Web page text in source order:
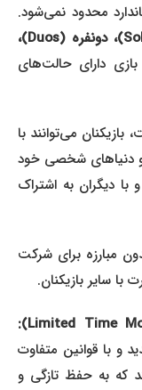
محدود نمی‌شود.
انفرادی (Solo)، دونفره (Duos)،
دارای حالت‌های
می‌توانند با
دنیاهای شخصی خود
دیگران به اشتراک
برای شرکت
سایر بازیکنان.
قوانین متفاوت
به حفظ تازگی و